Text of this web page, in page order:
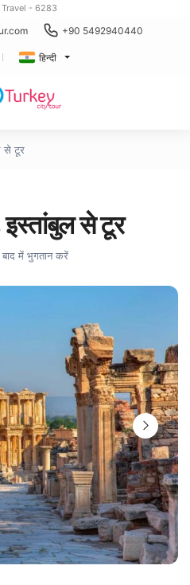
Travel - 6283
+90 5492940440
हिन्दी
से टूर
से टूर
में भुगतान करें